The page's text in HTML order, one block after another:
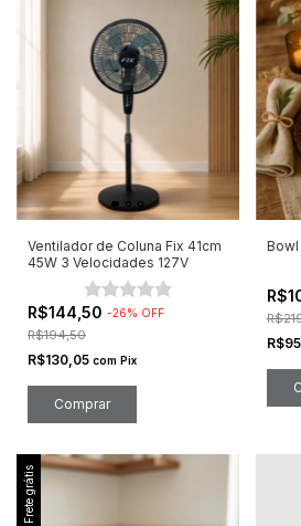
Ventilador de Coluna Fix 41cm
45W 3 Velocidades 127V
R$144,50 -26% OFF
R$194,50
R$130,05 com Pix
Bowl
Frete grátis